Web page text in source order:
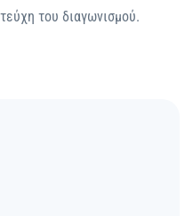
του διαγωνισμού.